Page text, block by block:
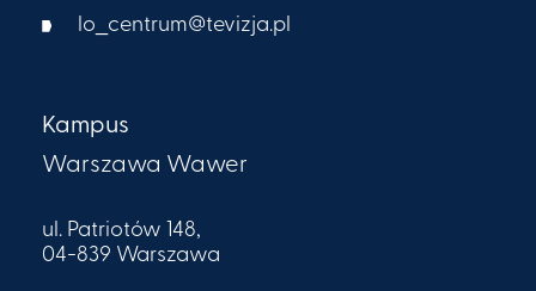
lo_centrum@tevizja.pl
Kampus
Warszawa Wawer
ul. Patriotów 148,
04-839 Warszawa